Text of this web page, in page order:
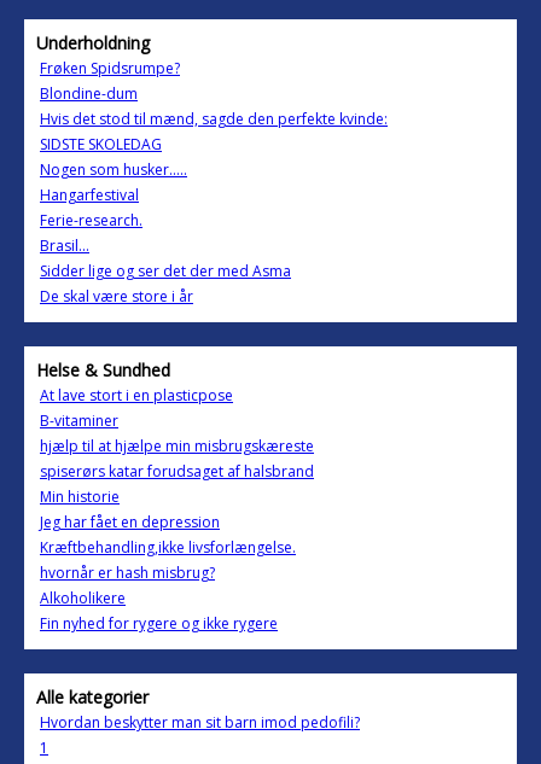
Underholdning
Frøken Spidsrumpe?
Blondine-dum
Hvis det stod til mænd, sagde den perfekte kvinde:
SIDSTE SKOLEDAG
Nogen som husker.....
Hangarfestival
Ferie-research.
Brasil...
Sidder lige og ser det der med Asma
De skal være store i år
Helse & Sundhed
At lave stort i en plasticpose
B-vitaminer
hjælp til at hjælpe min misbrugskæreste
spiserørs katar forudsaget af halsbrand
Min historie
Jeg har fået en depression
Kræftbehandling,ikke livsforlængelse.
hvornår er hash misbrug?
Alkoholikere
Fin nyhed for rygere og ikke rygere
Alle kategorier
Hvordan beskytter man sit barn imod pedofili?
1